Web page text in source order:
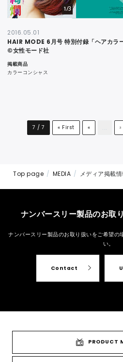
2016.05.01
HAIR MODE 6月号 特別付録「ヘアカラ
©女性モード社
掲載商品
カラーコンシャス
7 / 7 « First « ... 3
Top page MEDIA メディア掲載
ナンバースリー製品のお取
ナンバースリー製品のお取り扱いをご希望の
い。
Contact
PRODUCT